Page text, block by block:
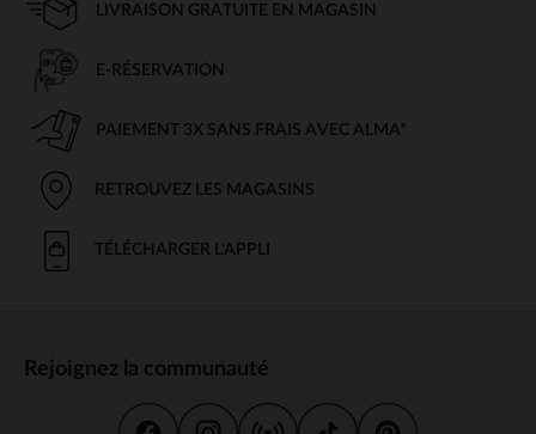
LIVRAISON GRATUITE EN MAGASIN
E-RÉSERVATION
PAIEMENT 3X SANS FRAIS AVEC ALMA*
RETROUVEZ LES MAGASINS
TÉLÉCHARGER L'APPLI
Rejoignez la communauté